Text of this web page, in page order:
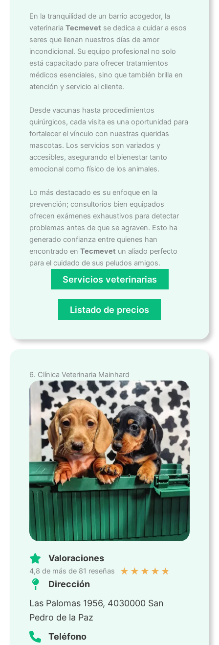
En la tranquilidad de un barrio acogedor, la
veterinaria Tecmevet se dedica a cuidar a esos
seres que llenan nuestros días de amor
incondicional. Su equipo profesional no solo
está capacitado para ofrecer tratamientos
médicos esenciales, sino que también brilla en
atención y servicio al cliente.
Desde vacunas hasta procedimientos
quirúrgicos, cada visita es una oportunidad para
fortalecer el vínculo con nuestras queridas
mascotas. Los servicios son variados y
accesibles, asegurando el bienestar tanto
emocional como físico de los animales.
Lo más destacado es su enfoque en la
prevención; consultorios bien equipados
ofrecen exámenes exhaustivos para detectar
problemas antes de que se agraven. Esto ha
generado confianza entre quienes han
encontrado en Tecmevet un aliado perfecto
para el cuidado de sus peludos amigos.
Servicios veterinarias
Listado de precios
6. Clínica Veterinaria Mainhard
Valoraciones
4,8 de más de 81 reseñas ★ ★ ★ ★ ★
Dirección
Las Palomas 1956, 4030000 San
Pedro de la Paz
Teléfono